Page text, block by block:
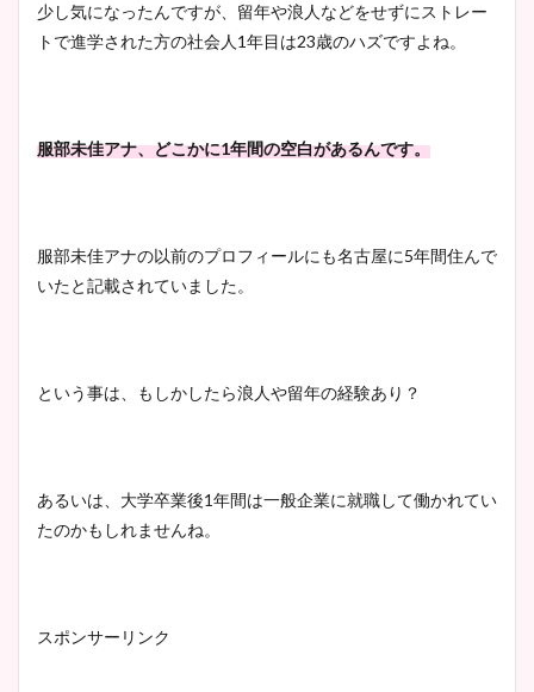
少し気になったんですが、留年や浪人などをせずにストレー
トで進学された方の社会人1年目は23歳のハズですよね。
服部未佳アナ、どこかに1年間の空白があるんです。
服部未佳アナの以前のプロフィールにも名古屋に5年間住んで
いたと記載されていました。
という事は、もしかしたら浪人や留年の経験あり？
あるいは、大学卒業後1年間は一般企業に就職して働かれてい
たのかもしれませんね。
スポンサーリンク